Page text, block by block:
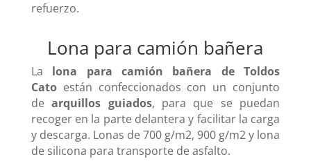
refuerzo.
Lona para camión bañera
La lona para camión bañera de Toldos
Catoestán confeccionados con un conjunto
dearquillos guiados, para que se puedan
recoger en la parte delantera y facilitar la carga
y descarga. Lonas de 700 g/m2, 900 g/m2 y lona
de silicona para transporte de asfalto.